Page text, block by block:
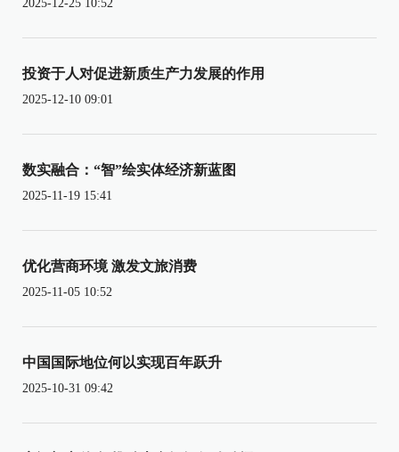
2025-12-25 10:52
投资于人对促进新质生产力发展的作用
2025-12-10 09:01
数实融合：“智”绘实体经济新蓝图
2025-11-19 15:41
优化营商环境 激发文旅消费
2025-11-05 10:52
中国国际地位何以实现百年跃升
2025-10-31 09:42